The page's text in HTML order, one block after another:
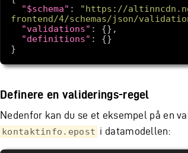
"$schema" :
"https://
frontend/4/schemas/json/
"validations"
"definitions"
Definere en validerings-regel
Nedenfor kan du se et eksempel på en
kontaktinfo.epost i datamodellen: